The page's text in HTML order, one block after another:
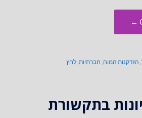
, הזדקנות המוח חברתיות, לחץ
בתקשורת